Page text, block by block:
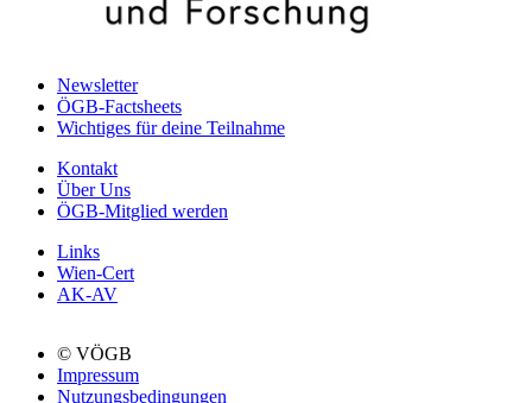
Newsletter
ÖGB-Factsheets
Wichtiges für deine Teilnahme
Kontakt
Über Uns
ÖGB-Mitglied werden
Links
Wien-Cert
AK-AV
© VÖGB
Impressum
Nutzungsbedingungen